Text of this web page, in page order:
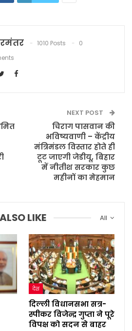
1010 Posts
0
NEXT POST
चिराग पासवान की
भविष्यवाणी – केंद्रीय
मंत्रिमंडल विस्तार होते ही
टूट जाएगी जेडीयू, बिहार
में नीतीश सरकार कुछ
महीनों का मेहमान
All
LIKE
देश
दिल्ली विधानसभा सत्र-
स्पीकर विजेन्द्र गुप्ता ने पूरे
विपक्ष को सदन से बाहर